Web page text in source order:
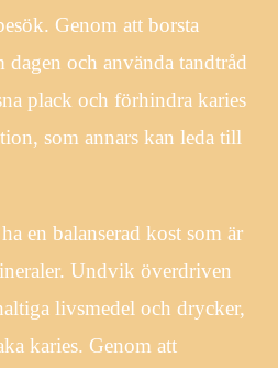
Genom att borsta
dagen och använda tandtråd
plack och förhindra karies
som annars kan leda till
en balanserad kost som är
Undvik överdriven
livsmedel och drycker,
karies. Genom att